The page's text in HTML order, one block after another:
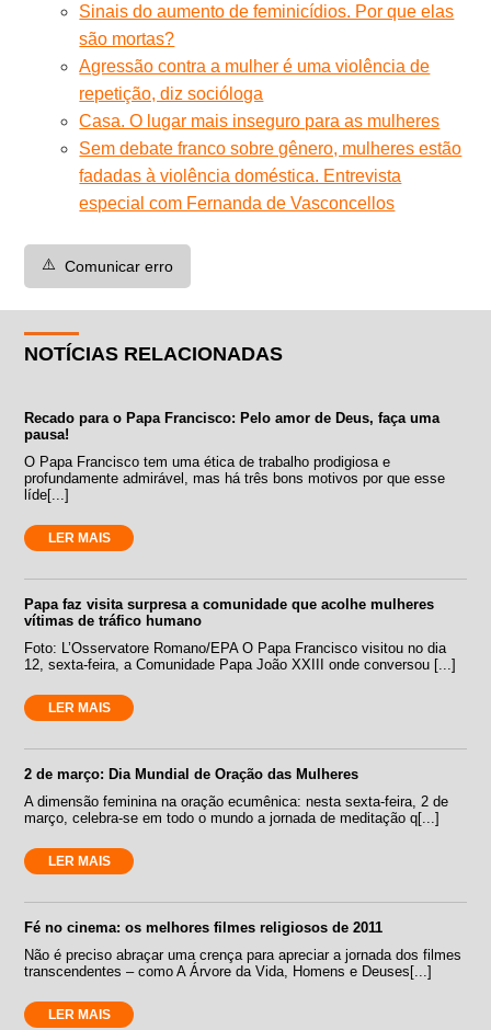
Sinais do aumento de feminicídios. Por que elas
são mortas?
Agressão contra a mulher é uma violência de
repetição, diz socióloga
Casa. O lugar mais inseguro para as mulheres
Sem debate franco sobre gênero, mulheres estão
fadadas à violência doméstica. Entrevista
especial com Fernanda de Vasconcellos
⚠️ Comunicar erro
NOTÍCIAS RELACIONADAS
Recado para o Papa Francisco: Pelo amor de Deus, faça uma
pausa!
O Papa Francisco tem uma ética de trabalho prodigiosa e
profundamente admirável, mas há três bons motivos por que esse
líde[...]
LER MAIS
Papa faz visita surpresa a comunidade que acolhe mulheres
vítimas de tráfico humano
Foto: L’Osservatore Romano/EPA O Papa Francisco visitou no dia
12, sexta-feira, a Comunidade Papa João XXIII onde conversou [...]
LER MAIS
2 de março: Dia Mundial de Oração das Mulheres
A dimensão feminina na oração ecumênica: nesta sexta-feira, 2 de
março, celebra-se em todo o mundo a jornada de meditação q[...]
LER MAIS
Fé no cinema: os melhores filmes religiosos de 2011
Não é preciso abraçar uma crença para apreciar a jornada dos filmes
transcendentes – como A Árvore da Vida, Homens e Deuses[...]
LER MAIS